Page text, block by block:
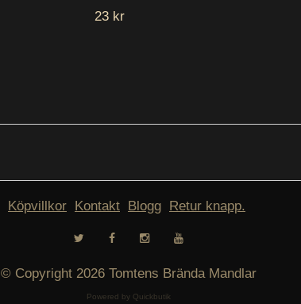
23 kr
Köpvillkor Kontakt Blogg Retur knapp.
© Copyright 2026 Tomtens Brända Mandlar
Powered by Quickbutik